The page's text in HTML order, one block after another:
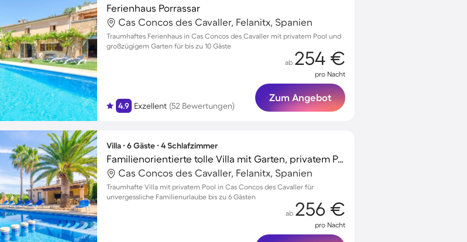
Ferienhaus Porrassar
Cas Concos des Cavaller, Felanitx, Spanien
Traumhaftes Ferienhaus in Cas Concos des Cavaller mit privatem Pool und
großzügigem Garten für bis zu 10 Gäste
4.9 Exzellent (52 Bewertungen)
ab 254 €
pro Nacht
Zum Angebot
Villa ∙ 6 Gäste ∙ 4 Schlafzimmer
Familienorientierte tolle Villa mit Garten, privatem Pool und Grill
Cas Concos des Cavaller, Felanitx, Spanien
Traumhafte Villa mit privatem Pool in Cas Concos des Cavaller für
unvergessliche Familienurlaube bis zu 6 Gästen
ab 256 €
pro Nacht